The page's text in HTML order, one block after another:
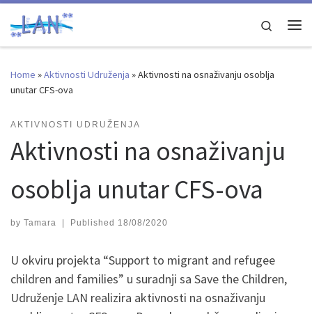
Skip to content
Search
Home »Aktivnosti Udruženja »Aktivnosti na osnaživanju osoblja
unutar CFS-ova
AKTIVNOSTI UDRUŽENJA
Aktivnosti na osnaživanju
osoblja unutar CFS-ova
by Tamara | Published 18/08/2020
U okviru projekta “Support to migrant and refugee
children and families” u suradnji sa Save the Children,
Udruženje LAN realizira aktivnosti na osnaživanju